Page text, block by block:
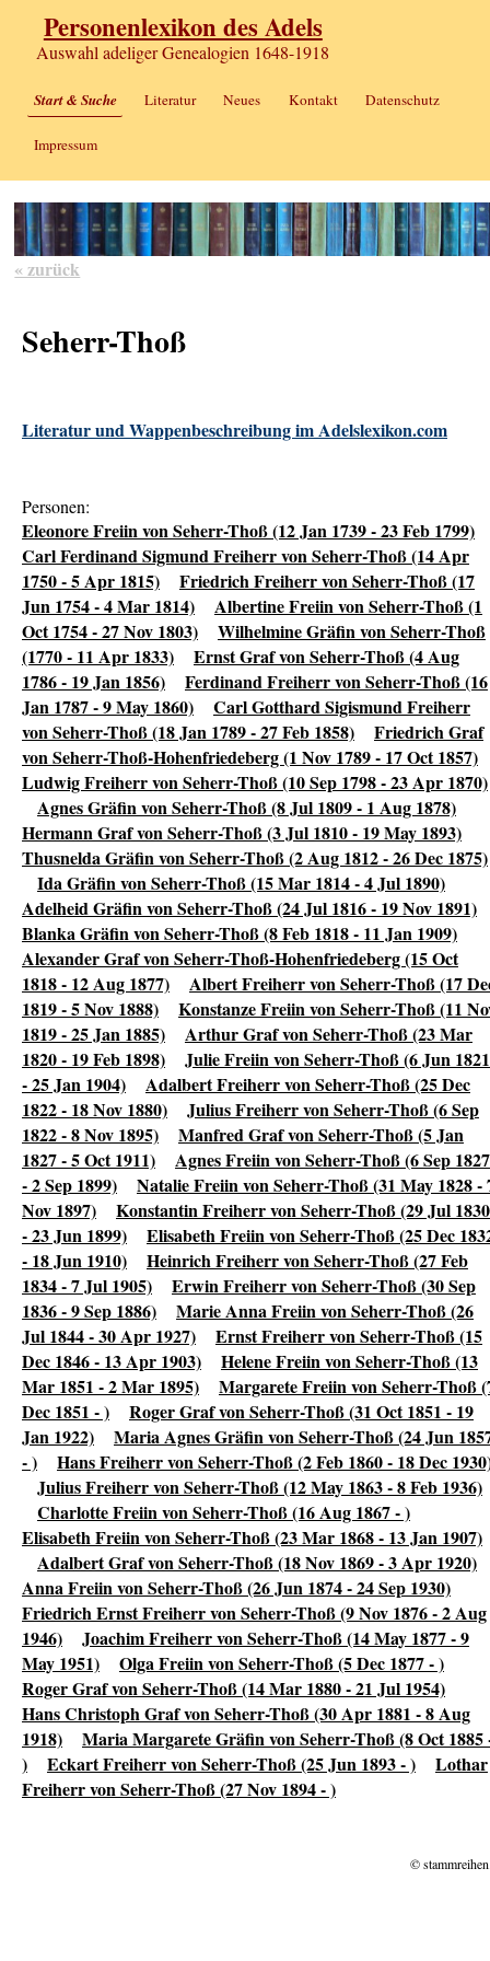
Personenlexikon des Adels
Auswahl adeliger Genealogien 1648-1918
Start & Suche Literatur Neues Kontakt Datenschutz
Impressum
« zurück
Seherr-Thoß
Literatur und Wappenbeschreibung im Adelslexikon.com
Personen:
Eleonore Freiin von Seherr-Thoß (12 Jan 1739 - 23 Feb 1799)
Carl Ferdinand Sigmund Freiherr von Seherr-Thoß (14 Apr
1750 - 5 Apr 1815)
Friedrich Freiherr von Seherr-Thoß (17
Jun 1754 - 4 Mar 1814)
Albertine Freiin von Seherr-Thoß (1
Oct 1754 - 27 Nov 1803)
Wilhelmine Gräfin von Seherr-Thoß
(1770 - 11 Apr 1833)
Ernst Graf von Seherr-Thoß (4 Aug
1786 - 19 Jan 1856)
Ferdinand Freiherr von Seherr-Thoß (16
Jan 1787 - 9 May 1860)
Carl Gotthard Sigismund Freiherr
von Seherr-Thoß (18 Jan 1789 - 27 Feb 1858)
Friedrich Graf
von Seherr-Thoß-Hohenfriedeberg (1 Nov 1789 - 17 Oct 1857)
Ludwig Freiherr von Seherr-Thoß (10 Sep 1798 - 23 Apr 1870)
Agnes Gräfin von Seherr-Thoß (8 Jul 1809 - 1 Aug 1878)
Hermann Graf von Seherr-Thoß (3 Jul 1810 - 19 May 1893)
Thusnelda Gräfin von Seherr-Thoß (2 Aug 1812 - 26 Dec 1875)
Ida Gräfin von Seherr-Thoß (15 Mar 1814 - 4 Jul 1890)
Adelheid Gräfin von Seherr-Thoß (24 Jul 1816 - 19 Nov 1891)
Blanka Gräfin von Seherr-Thoß (8 Feb 1818 - 11 Jan 1909)
Alexander Graf von Seherr-Thoß-Hohenfriedeberg (15 Oct
1818 - 12 Aug 1877)
Albert Freiherr von Seherr-Thoß (17
1819 - 5 Nov 1888)
Konstanze Freiin von Seherr-Thoß (11
1819 - 25 Jan 1885)
Arthur Graf von Seherr-Thoß (23 Mar
1820 - 19 Feb 1898)
Julie Freiin von Seherr-Thoß (6 Jun 1821
- 25 Jan 1904)
Adalbert Freiherr von Seherr-Thoß (25 Dec
1822 - 18 Nov 1880)
Julius Freiherr von Seherr-Thoß (6 Sep
1822 - 8 Nov 1895)
Manfred Graf von Seherr-Thoß (5 Jan
1827 - 5 Oct 1911)
Agnes Freiin von Seherr-Thoß (6 Sep 1827
- 2 Sep 1899)
Natalie Freiin von Seherr-Thoß (31 May 1828 -
Nov 1897)
Konstantin Freiherr von Seherr-Thoß (29 Jul 1830
- 23 Jun 1899)
Elisabeth Freiin von Seherr-Thoß (25 Dec
- 18 Jun 1910)
Heinrich Freiherr von Seherr-Thoß (27 Feb
1834 - 7 Jul 1905)
Erwin Freiherr von Seherr-Thoß (30 Sep
1836 - 9 Sep 1886)
Marie Anna Freiin von Seherr-Thoß (26
Jul 1844 - 30 Apr 1927)
Ernst Freiherr von Seherr-Thoß (15
Dec 1846 - 13 Apr 1903)
Helene Freiin von Seherr-Thoß (13
Mar 1851 - 2 Mar 1895)
Margarete Freiin von Seherr-Thoß
Dec 1851 - )
Roger Graf von Seherr-Thoß (31 Oct 1851 - 19
Jan 1922)
Maria Agnes Gräfin von Seherr-Thoß (24 Jun
- )
Hans Freiherr von Seherr-Thoß (2 Feb 1860 - 18 Dec
Julius Freiherr von Seherr-Thoß (12 May 1863 - 8 Feb 1936)
Charlotte Freiin von Seherr-Thoß (16 Aug 1867 - )
Elisabeth Freiin von Seherr-Thoß (23 Mar 1868 - 13 Jan 1907)
Adalbert Graf von Seherr-Thoß (18 Nov 1869 - 3 Apr 1920)
Anna Freiin von Seherr-Thoß (26 Jun 1874 - 24 Sep 1930)
Friedrich Ernst Freiherr von Seherr-Thoß (9 Nov 1876 - 2 Aug
1946)
Joachim Freiherr von Seherr-Thoß (14 May 1877 - 9
May 1951)
Olga Freiin von Seherr-Thoß (5 Dec 1877 - )
Roger Graf von Seherr-Thoß (14 Mar 1880 - 21 Jul 1954)
Hans Christoph Graf von Seherr-Thoß (30 Apr 1881 - 8 Aug
1918)
Maria Margarete Gräfin von Seherr-Thoß (8 Oct 1885
)
Eckart Freiherr von Seherr-Thoß (25 Jun 1893 - )
Lothar
Freiherr von Seherr-Thoß (27 Nov 1894 - )
©